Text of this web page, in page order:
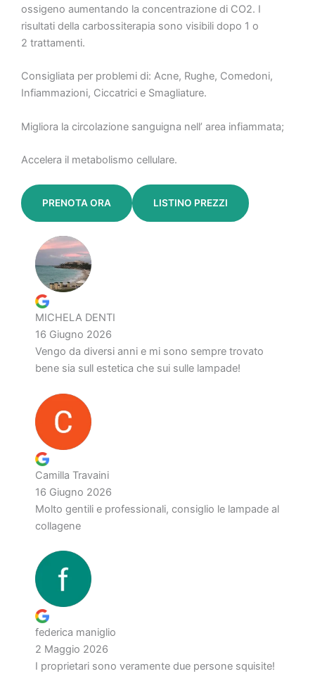
ossigeno aumentando la concentrazione di CO2. I
risultati della carbossiterapia sono visibili dopo 1 o
2 trattamenti.
Consigliata per problemi di: Acne, Rughe, Comedoni,
Infiammazioni, Ciccatrici e Smagliature.
Migliora la circolazione sanguigna nell’ area infiammata;
Accelera il metabolismo cellulare.
PRENOTA ORA LISTINO PREZZI
MICHELA DENTI
16 Giugno 2026
Vengo da diversi anni e mi sono sempre trovato
bene sia sull estetica che sui sulle lampade!
Camilla Travaini
16 Giugno 2026
Molto gentili e professionali, consiglio le lampade al
collagene
federica maniglio
2 Maggio 2026
I proprietari sono veramente due persone squisite!